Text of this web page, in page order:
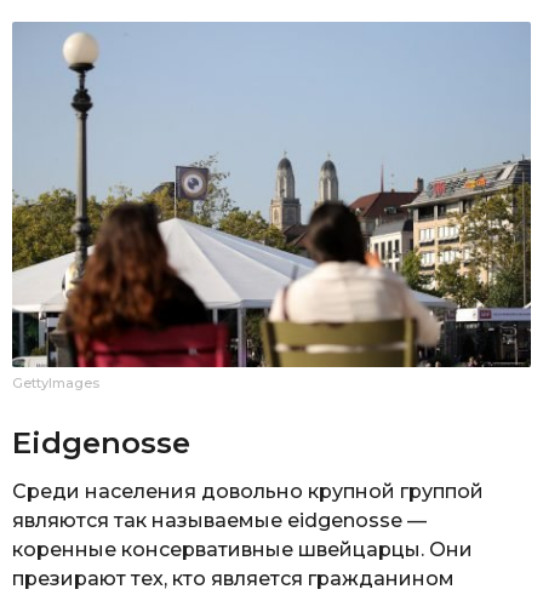
GettyImages
Eidgenosse
Среди населения довольно крупной группой
являются так называемые eidgenosse —
коренные консервативные швейцарцы. Они
презирают тех, кто является гражданином